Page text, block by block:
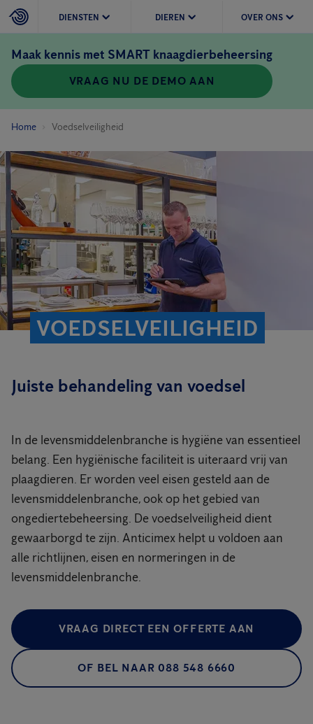
DIENSTEN DIEREN OVER ONS
Maak kennis met SMART knaagdierbeheersing
VRAAG NU DE DEMO AAN
Home Voedselveiligheid
VOEDSELVEILIGHEID
Juiste behandeling van voedsel
In de levensmiddelenbranche is hygiëne van essentieel
belang. Een hygiënische faciliteit is uiteraard vrij van
plaagdieren. Er worden veel eisen gesteld aan de
levensmiddelenbranche, ook op het gebied van
ongediertebeheersing. De voedselveiligheid dient
gewaarborgd te zijn. Anticimex helpt u voldoen aan
alle richtlijnen, eisen en normeringen in de
levensmiddelenbranche.
VRAAG DIRECT EEN OFFERTE AAN
OF BEL NAAR 088 548 6660